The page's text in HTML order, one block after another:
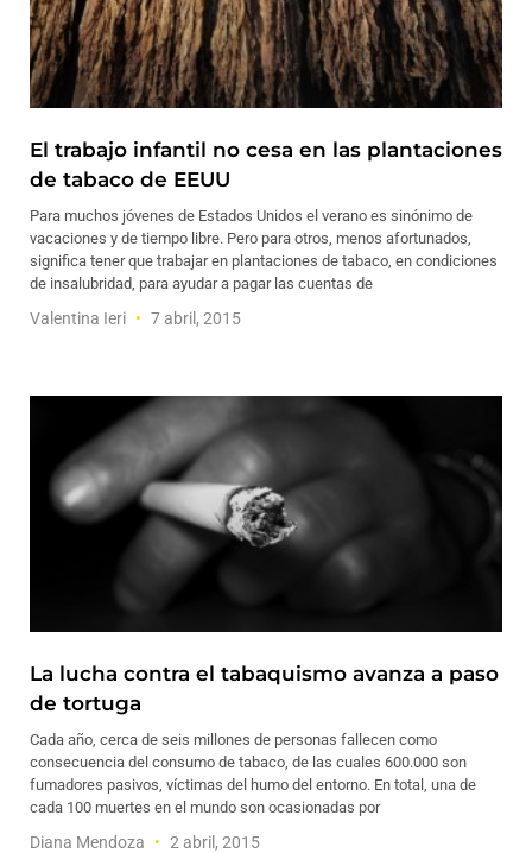
El trabajo infantil no cesa en las plantaciones
de tabaco de EEUU
Para muchos jóvenes de Estados Unidos el verano es sinónimo de
vacaciones y de tiempo libre. Pero para otros, menos afortunados,
significa tener que trabajar en plantaciones de tabaco, en condiciones
de insalubridad, para ayudar a pagar las cuentas de
Valentina Ieri 7 abril, 2015
La lucha contra el tabaquismo avanza a paso
de tortuga
Cada año, cerca de seis millones de personas fallecen como
consecuencia del consumo de tabaco, de las cuales 600.000 son
fumadores pasivos, víctimas del humo del entorno. En total, una de
cada 100 muertes en el mundo son ocasionadas por
Diana Mendoza 2 abril, 2015